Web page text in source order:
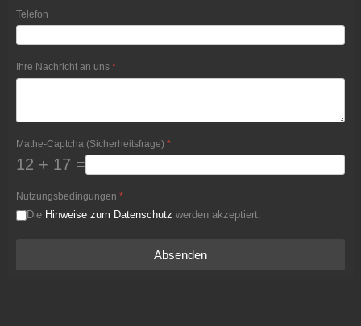
Telefon
Ihre Nachricht an uns *
Mathe-Captcha (Sicherheitsfrage) *
12 + 17 =
Nutzungsbedingungen *
Die Hinweise zum Datenschutz werden akzeptiert.
Absenden